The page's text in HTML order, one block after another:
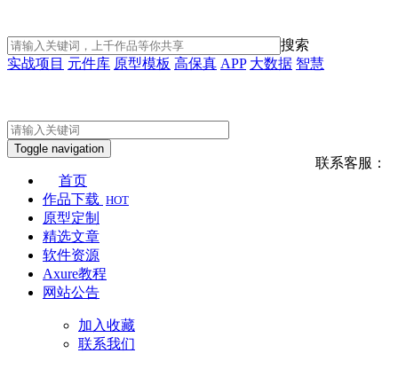
搜索
实战项目 元件库 原型模板 高保真 APP 大数据 智慧
联系客服：
Toggle navigation
首页
作品下载 HOT
原型定制
精选文章
软件资源
Axure教程
网站公告
加入收藏
联系我们